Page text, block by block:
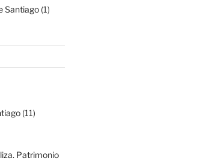
Santiago(1)
(11)
Patrimonio